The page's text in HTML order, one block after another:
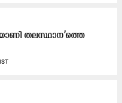
തലസ്ഥാന’ത്തെ